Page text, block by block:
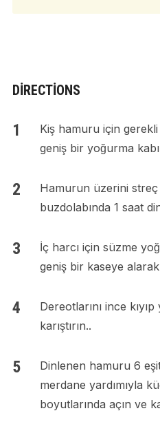
DIRECTIONS
Kiş hamuru için
geniş bir yoğurma
Hamurun üzerini streç
buzdolabında 1 saat
İç harcı için süzme
geniş bir kaseye alarak
Dereotlarını ince
karıştırın..
Dinlenen hamuru 6
merdane yardımıyla
boyutlarında açın ve